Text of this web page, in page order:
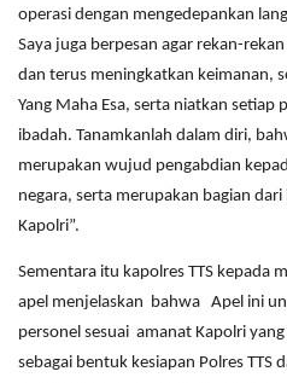
operasi dengan mengedepankan
Saya juga berpesan agar rekan-
dan terus meningkatkan keimanan,
Yang Maha Esa, serta niatkan setiap
ibadah. Tanamkanlah dalam diri,
merupakan wujud pengabdian
negara, serta merupakan bagian
Kapolri”.
Sementara itu kapolres TTS kepada
apel menjelaskan bahwa Apel ini
personel sesuai amanat Kapolri
sebagai bentuk kesiapan Polres